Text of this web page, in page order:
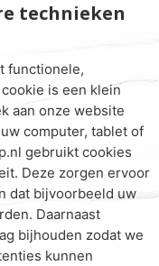
technieken
functionele,
is een klein
aan onze website
computer, tablet of
gebruikt cookies
Deze zorgen ervoor
dat bijvoorbeeld uw
Daarnaast
bijhouden zodat we
kunnen